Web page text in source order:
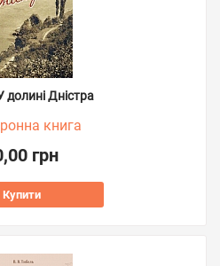
долині Дністра
книга
грн
Купити